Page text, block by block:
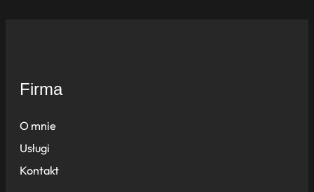
Firma
O mnie
Usługi
Kontakt